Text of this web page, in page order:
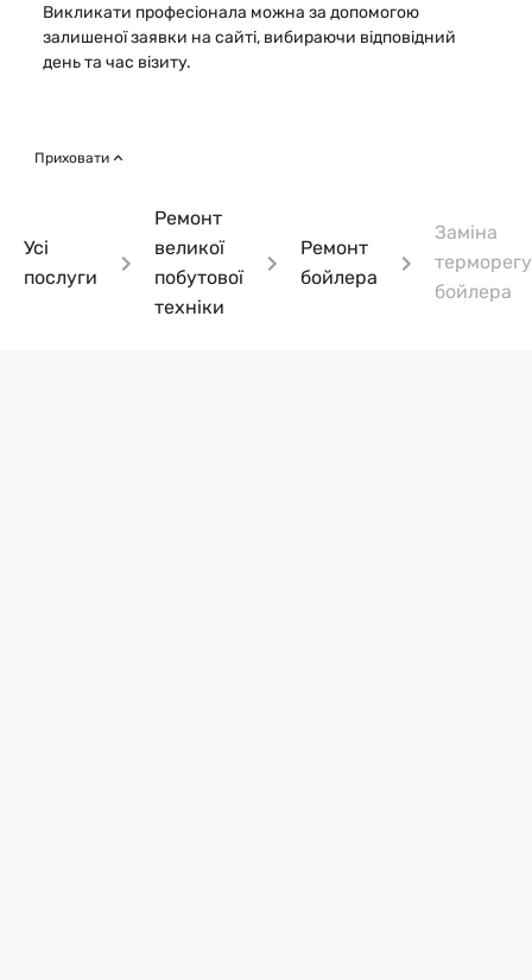
Викликати професіонала можна за допомогою
залишеної заявки на сайті, вибираючи відповідний
день та час візиту.
Приховати
Усі
послуги
Ремонт
великої
побутової
техніки
Ремонт
бойлера
Заміна
бойлера